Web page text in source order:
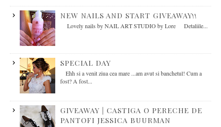
NEW NAILS AND START GIVEAWAY!!
Lovely nails by NAIL ART STUDIO by Lore Detaliile...
SPECIAL DAY
Ehh si a venit ziua cea mare ...am avut si banchetul! Cum a
fost? A fost...
GIVEAWAY | CASTIGA O PERECHE DE
PANTOFI JESSICA BUURMAN